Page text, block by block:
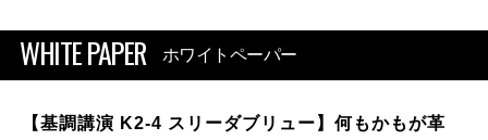
WHITE PAPER ホワイトペーパー
【基調講演 K2-4 スリーダブリュー】何もかもが革